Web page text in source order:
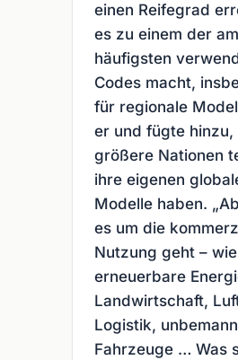
einen Reifegrad
es zu einem der am
häufigsten
Codes macht,
für regionale
er und fügte hinzu,
größere Nationen
ihre eigenen
Modelle haben.
es um die
Nutzung geht – wie
erneuerbare
Landwirtschaft,
Logistik,
Fahrzeuge … Was